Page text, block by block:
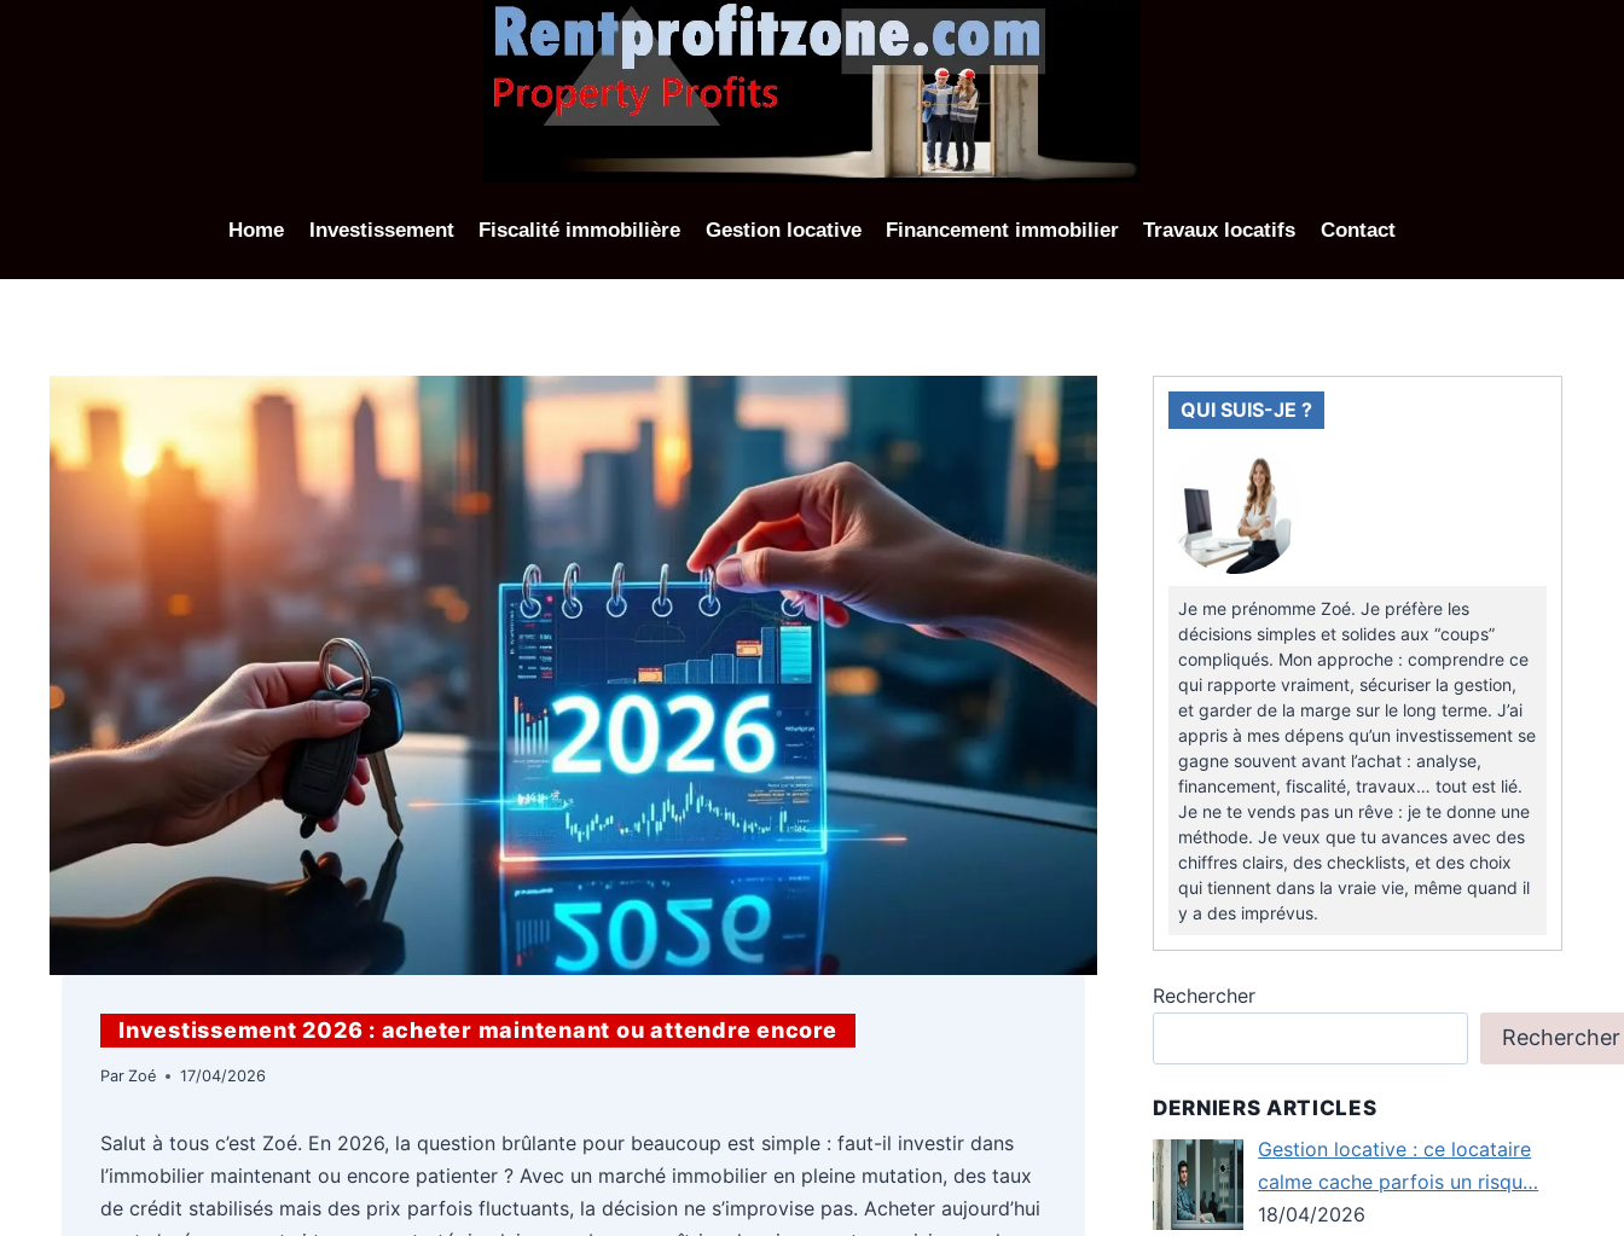
Home Investissement Fiscalité immobilière Gestion locative Financement immobilier Travaux locatifs Contact
Investissement 2026 : acheter maintenant ou attendre encore
Par Zoé 17/04/2026
Salut à tous c’est Zoé. En 2026, la question brûlante pour beaucoup est simple : faut-il investir dans
l’immobilier maintenant ou encore patienter ? Avec un marché immobilier en pleine mutation, des taux
de crédit stabilisés mais des prix parfois fluctuants, la décision ne s’improvise pas. Acheter aujourd’hui
QUI SUIS-JE ?
Je me prénomme Zoé. Je préfère les
décisions simples et solides aux “coups”
compliqués. Mon approche : comprendre ce
qui rapporte vraiment, sécuriser la gestion,
et garder de la marge sur le long terme. J’ai
appris à mes dépens qu’un investissement se
gagne souvent avant l’achat : analyse,
financement, fiscalité, travaux… tout est lié.
Je ne te vends pas un rêve : je te donne une
méthode. Je veux que tu avances avec des
chiffres clairs, des checklists, et des choix
qui tiennent dans la vraie vie, même quand il
y a des imprévus.
Rechercher
Rechercher
DERNIERS ARTICLES
Gestion locative : ce locataire
calme cache parfois un risqu…
18/04/2026